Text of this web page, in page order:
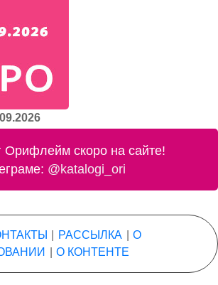
Орифлейм скоро на сайте!
@katalogi_ori
РАССЫЛКА
О
О КОНТЕНТЕ